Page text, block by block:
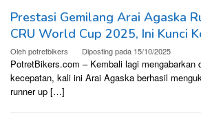
Prestasi Gemilang Arai Agaska
CRU World Cup 2025, Ini Kunci
Olehpotretbikers Diposting pada 15/10/2025
PotretBikers.com – Kembali lagi mengabarkan
kecepatan, kali ini Arai Agaska berhasil
runner up […]